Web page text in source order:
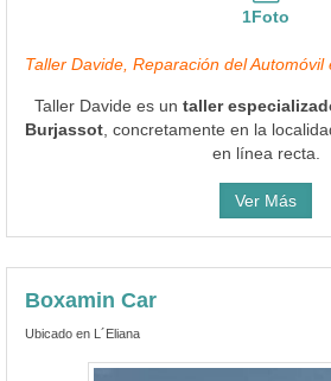
1Foto
Taller Davide, Reparación del Automóvil
Taller Davide es un taller
Burjassot , concretamente en la
en línea recta.
Ver Más
Boxamin Car
Ubicado en L´Eliana